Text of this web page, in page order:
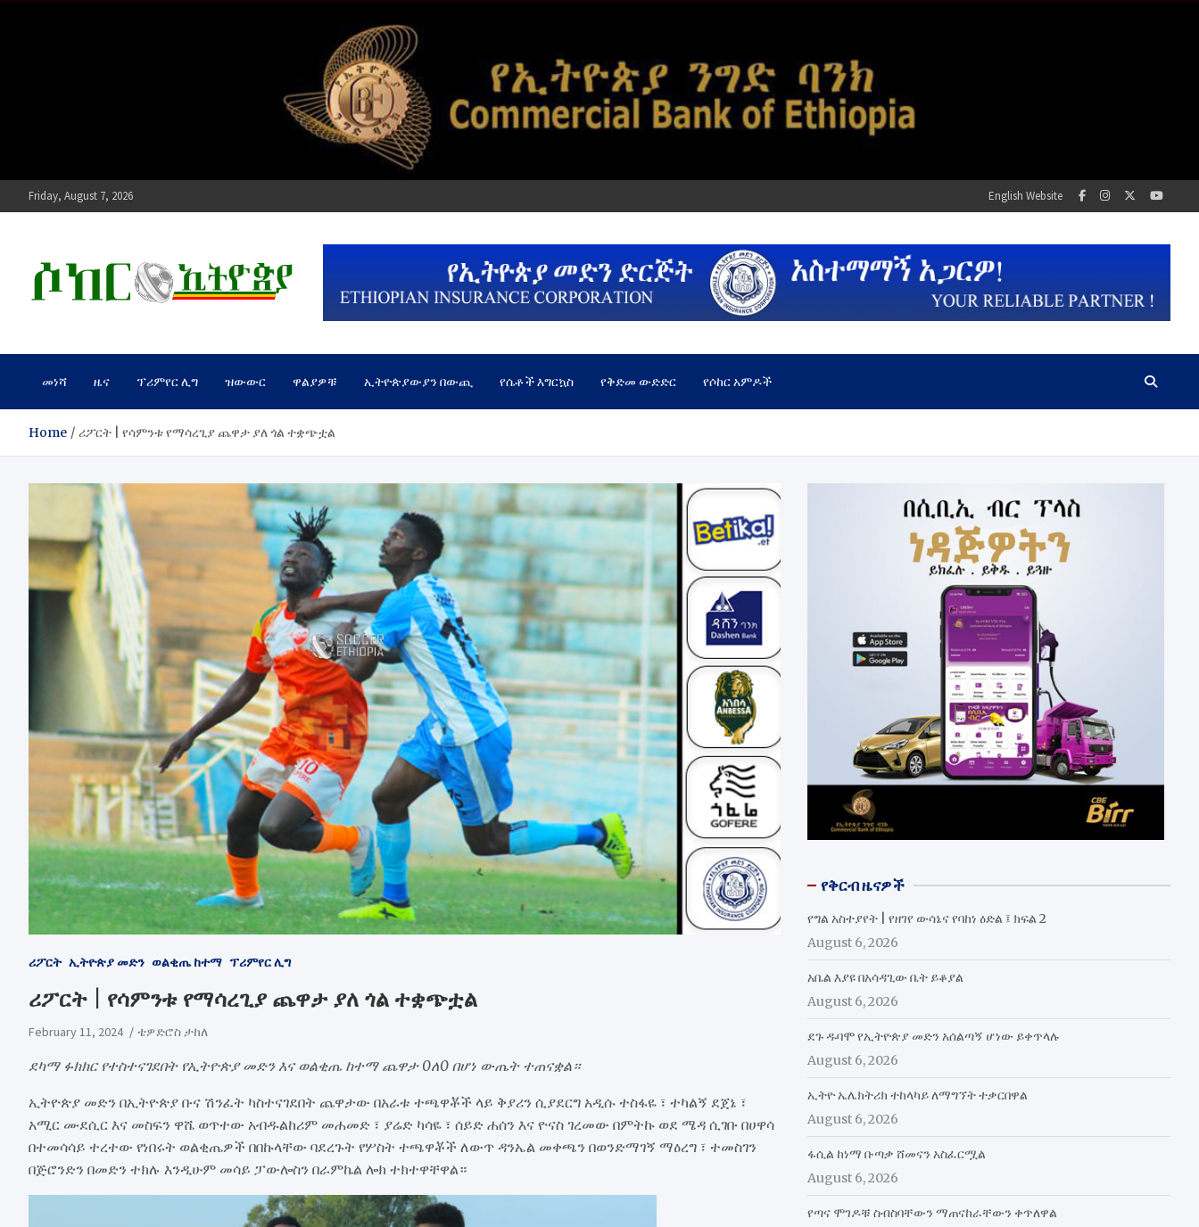
Friday, August 7, 2026 English Website
ሶከር ኢትዮጵያ
መነሻ ዜና ፕሪምየር ሊግ ዝውውር ዋልያዎቹ ኢትዮጵያውያን በውጪ የሴቶች እግርኳስ የቅድመ ውድድር የሶከር አምዶች
Home ሪፖርት | የሳምንቱ የማሳረጊያ ጨዋታ ያለ ጎል ተቋጭቷል
ሪፖርት ኢትዮጵያ መድን ወልቂጤ ከተማ ፕሪምየር ሊግ
ሪፖርት | የሳምንቱ የማሳረጊያ ጨዋታ ያለ ጎል ተቋጭቷል
February 11, 2024 ቴዎድሮስ ታከለ
ደካማ ፉክክር የተስተናገደበት የኢትዮጵያ መድን እና ወልቂጤ ከተማ ጨዋታ 0ለ0 በሆነ ውጤት ተጠናቋል።
ኢትዮጵያ መድን በኢትዮጵያ ቡና ሽንፈት ካስተናገደበት ጨዋታው በአራቱ ተጫዋቾች ላይ ቅያሪን ሲያደርግ አዲሱ ተስፋዬ ፣ ተካልኝ ደጀኔ ፣
አሚር ሙደሲር እና መስፍን ዋሼ ወጥተው አብዱልከሪም መሐመድ ፣ ያሬድ ካሳዬ ፣ ሰይድ ሐሰን እና ዮናስ ገረመው በምትኩ ወደ ሜዳ ሲገቡ በሀዋሳ
በተመሳሳይ ተረተው የነበሩት ወልቂጤዎች በበኩላቸው ባደረጉት የሦስት ተጫዋቾች ለውጥ ዳንኤል መቀጫን በወንድማገኝ ማዕረግ ፣ ተመስገን
በጅሮንድን በመድን ተክሉ እንዲሁም መሳይ ፓውሎስን በራምኬል ሎክ ተክተዋቸዋል።
የቅርብ ዜናዎች
የግል አስተያየት | የዘገየ ውሳኔና የባከነ ዕድል ፤ ክፍል 2
August 6, 2026
አቤል እያዩ በአሳዳጊው ቤት ይቆያል
August 6, 2026
ደጉ ዱባሞ የኢትዮጵያ መድን አሰልጣኝ ሆነው ይቀጥላሉ
August 6, 2026
ኢትዮ ኤሌክትሪክ ተከላካይ ለማግኘት ተቃርበዋል
August 6, 2026
ፋሲል ከነማ ቡጣቃ ሸመናን አስፈርሟል
August 6, 2026
የጣና ሞገዶቹ ስብስባቸውን ማጠናከራቸውን ቀጥለዋል